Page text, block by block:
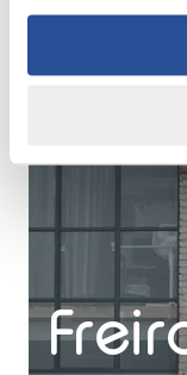
diese
zusammen, die
Rahmen Ihrer